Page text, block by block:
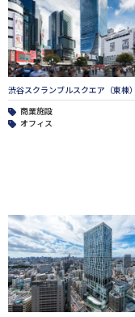
渋谷スクランブルスクエア（東棟）
商業施設
オフィス